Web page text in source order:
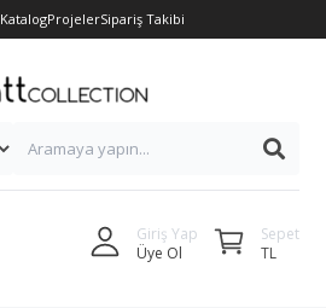
KatalogProjelerSipariş Takibi
Giriş Yap
Üye Ol
Sepet
TL